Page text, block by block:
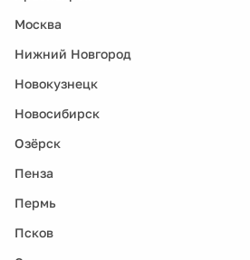
Москва
Нижний Новгород
Новокузнецк
Новосибирск
Озёрск
Пенза
Пермь
Псков